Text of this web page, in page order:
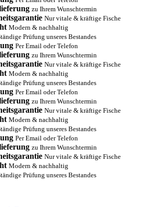
zu Ihrem Wunschtermin
Nur vitale & kräftige Fische
Modern & nachhaltig
Prüfung unseres Bestandes
Per Email oder Telefon
zu Ihrem Wunschtermin
Nur vitale & kräftige Fische
Modern & nachhaltig
Prüfung unseres Bestandes
Per Email oder Telefon
zu Ihrem Wunschtermin
Nur vitale & kräftige Fische
Modern & nachhaltig
Prüfung unseres Bestandes
Per Email oder Telefon
zu Ihrem Wunschtermin
Nur vitale & kräftige Fische
Modern & nachhaltig
Prüfung unseres Bestandes